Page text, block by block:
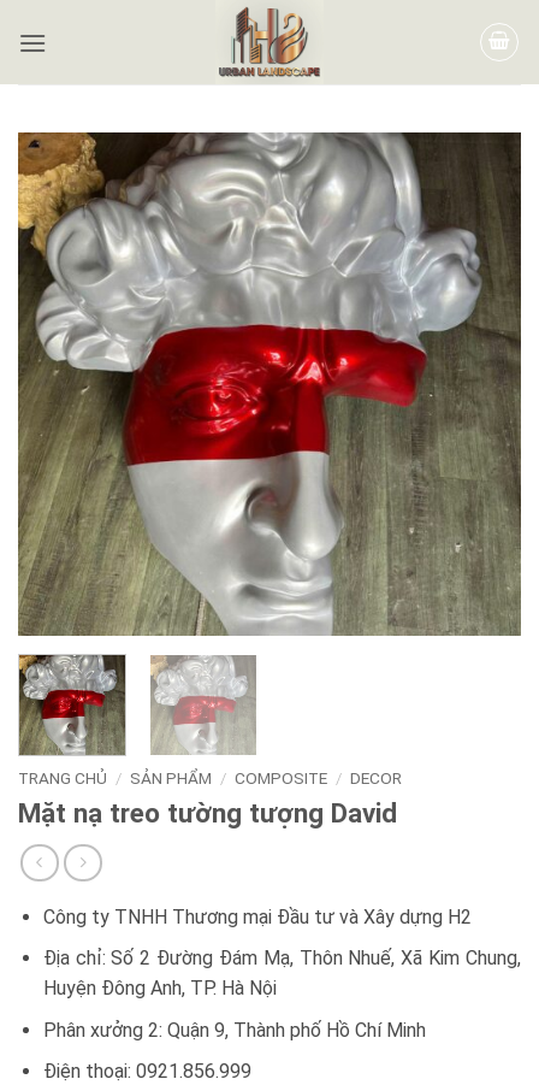
TRANG CHỦ / SẢN PHẨM / COMPOSITE / DECOR
Mặt nạ treo tường tượng David
Công ty TNHH Thương mại Đầu tư và Xây dựng H2
Địa chỉ: Số 2 Đường Đám Mạ, Thôn Nhuế, Xã Kim Chung,
Huyện Đông Anh, TP. Hà Nội
Phân xưởng 2: Quận 9, Thành phố Hồ Chí Minh
Điện thoại: 0921.856.999